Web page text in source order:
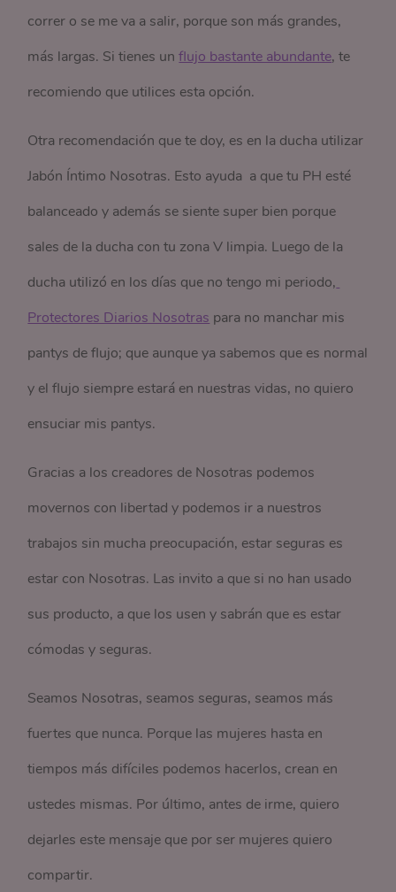
correr o se me va a salir, porque son más grandes,
más largas. Si tienes unflujo bastante abundante, te
recomiendo que utilices esta opción.
Otra recomendación que te doy, es en la ducha utilizar
Jabón Íntimo Nosotras. Esto ayuda a que tu PH esté
balanceado y además se siente super bien porque
sales de la ducha con tu zona V limpia. Luego de la
ducha utilizó en los días que no tengo mi periodo,
Protectores Diarios Nosotras para no manchar mis
pantys de flujo; que aunque ya sabemos que es normal
y el flujo siempre estará en nuestras vidas, no quiero
ensuciar mis pantys.
Gracias a los creadores de Nosotras podemos
movernos con libertad y podemos ir a nuestros
trabajos sin mucha preocupación, estar seguras es
estar con Nosotras. Las invito a que si no han usado
sus producto, a que los usen y sabrán que es estar
cómodas y seguras.
Seamos Nosotras, seamos seguras, seamos más
fuertes que nunca. Porque las mujeres hasta en
tiempos más difíciles podemos hacerlos, crean en
ustedes mismas. Por último, antes de irme, quiero
dejarles este mensaje que por ser mujeres quiero
compartir.